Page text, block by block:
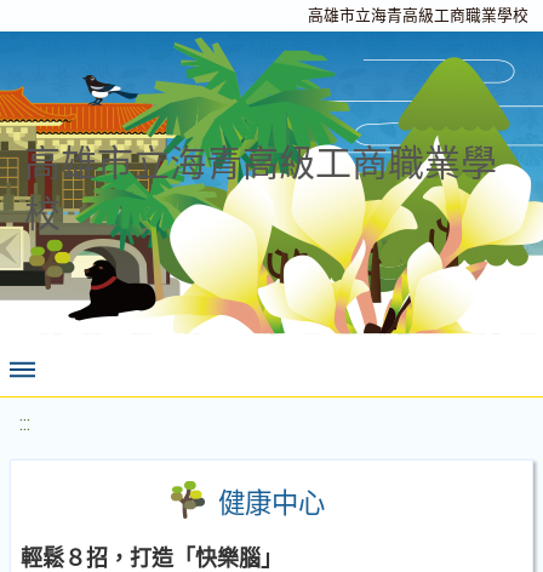
高雄市立海青高級工商職業學校
高雄市立海青高級工商職業學
校
:::
健康中心
輕鬆８招，打造「快樂腦」